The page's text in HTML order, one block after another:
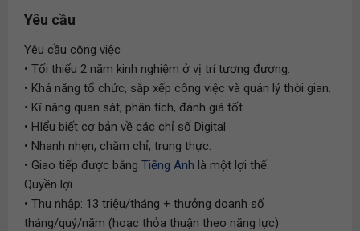
Yêu cầu
Yêu cầu công việc
• Tối thiểu 2 năm kinh nghiệm ở vị trí tương đương.
• Khả năng tổ chức, sắp xếp công việc và quản lý thời gian.
• Kĩ năng quan sát, phân tích, đánh giá tốt.
• HIểu biết cơ bản về các chỉ số Digital
• Nhanh nhẹn, chăm chỉ, trung thực.
• Giao tiếp được bằng Tiếng Anh là một lợi thế.
Quyền lợi
• Thu nhập: 13 triệu/tháng + thưởng doanh số
tháng/quý/năm (hoạc thỏa thuận theo năng lực)